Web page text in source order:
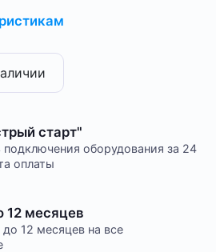
старт"
оборудования за 24
оплаты
12 месяцев
до 12 месяцев на все